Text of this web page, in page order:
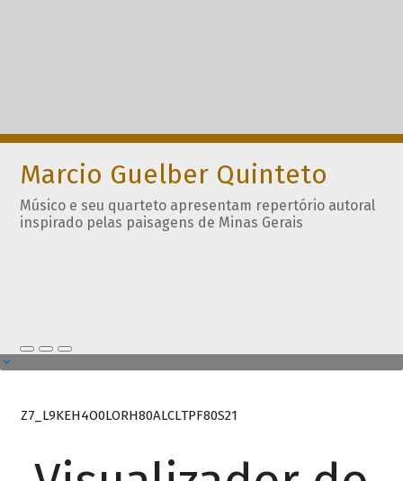
Marcio Guelber Quinteto
Músico e seu quarteto apresentam repertório autoral
inspirado pelas paisagens de Minas Gerais
Z7_L9KEH4O0LORH80ALCLTPF80S21